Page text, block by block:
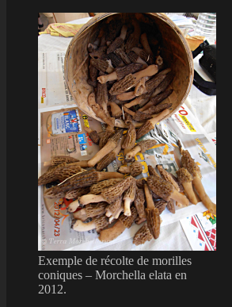
Exemple de récolte de morilles
coniques – Morchella elata en
2012.